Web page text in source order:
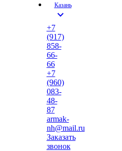
Казань
expand_more
+7
(917)
858-
66-
66
+7
(960)
083-
48-
87
armak-
nh@mail.ru
Заказать
звонок